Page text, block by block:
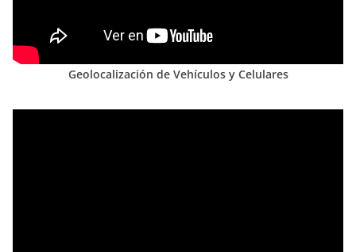
Geolocalización de Vehículos y Celulares